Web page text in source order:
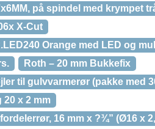
på spindel med krympet
X-Cut
Orange med LED og
Roth – 20 mm Bukkefix
til gulvvarmerør (pakke med
20 x 2 mm
16 mm x ?¾” (Ø16 x